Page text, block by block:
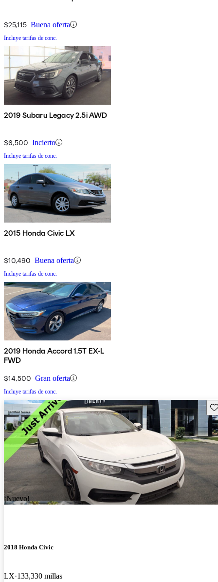
$25,115 Buena oferta
Incluye tarifas de conc.
2019 Subaru Legacy 2.5i AWD
$6,500 Incierto
Incluye tarifas de conc.
2015 Honda Civic LX
$10,490 Buena oferta
Incluye tarifas de conc.
2019 Honda Accord 1.5T EX-L
FWD
$14,500 Gran oferta
Incluye tarifas de conc.
¡Nuevo!
2018 Honda Civic
LX 133,330 millas